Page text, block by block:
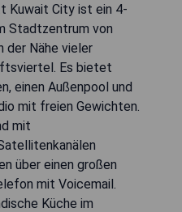
Kuwait City ist ein 4-
Stadtzentrum von
der Nähe vieler
Es bietet
einen Außenpool und
mit freien Gewichten.
mit
über einen großen
mit Voicemail.
Küche im